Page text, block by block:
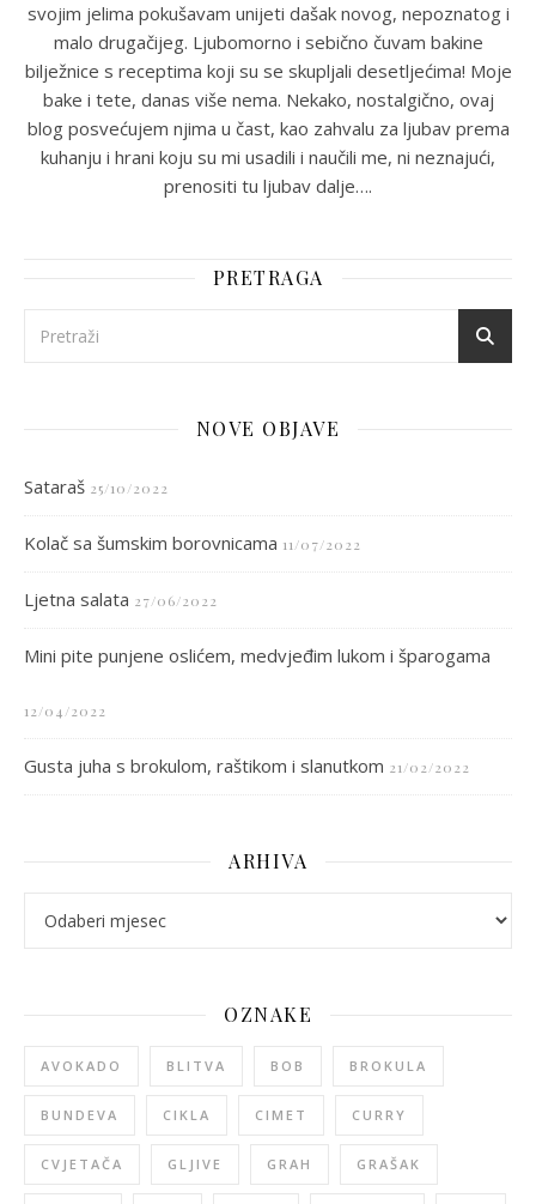
svojim jelima pokušavam unijeti dašak novog, nepoznatog i
malo drugačijeg. Ljubomorno i sebično čuvam bakine
bilježnice s receptima koji su se skupljali desetljećima! Moje
bake i tete, danas više nema. Nekako, nostalgično, ovaj
blog posvećujem njima u čast, kao zahvalu za ljubav prema
kuhanju i hrani koju su mi usadili i naučili me, ni neznajući,
prenositi tu ljubav dalje….
PRETRAGA
NOVE OBJAVE
Sataraš 25/10/2022
Kolač sa šumskim borovnicama 11/07/2022
Ljetna salata 27/06/2022
Mini pite punjene oslićem, medvjeđim lukom i šparogama
12/04/2022
Gusta juha s brokulom, raštikom i slanutkom 21/02/2022
ARHIVA
OZNAKE
AVOKADO BLITVA BOB BROKULA
BUNDEVA CIKLA CIMET CURRY
CVJETAČA GLJIVE GRAH GRAŠAK